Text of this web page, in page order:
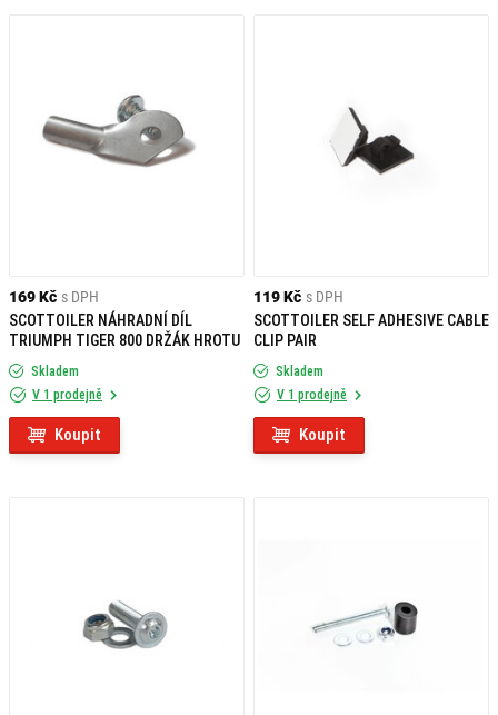
169 Kč s DPH
SCOTTOILER NÁHRADNÍ DÍL
TRIUMPH TIGER 800 DRŽÁK HROTU
Skladem
V 1 prodejně
Koupit
119 Kč s DPH
SCOTTOILER SELF ADHESIVE CABLE
CLIP PAIR
Skladem
V 1 prodejně
Koupit